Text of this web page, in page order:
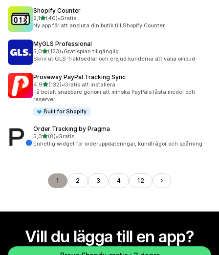
Shopify Counter
2,1av 5 stjärnor
(40)
40 recensioner totalt
•Gratis
Ny app för att ansluta din butik till Shopify Counter
MyGLS Professional
5,0av 5 stjärnor
(123)
123 recensioner totalt
•Gratisplan tillgänglig
Skriv ut GLS-fraktsedlar och erbjud kunderna att välja ombud
Proveway PayPal Tracking Sync
4,9av 5 stjärnor
(132)
132 recensioner totalt
•Gratis att installera
Få betalt snabbare genom att minska PayPals låsta medel och
reserver.
Built for Shopify
Order Tracking by Pragma
5,0av 5 stjärnor
(8)
8 recensioner totalt
•Gratis
Enhetlig widget för orderuppdateringar, kundfrågor och spårning
1 2 3 4 12
Vill du lägga till en app?